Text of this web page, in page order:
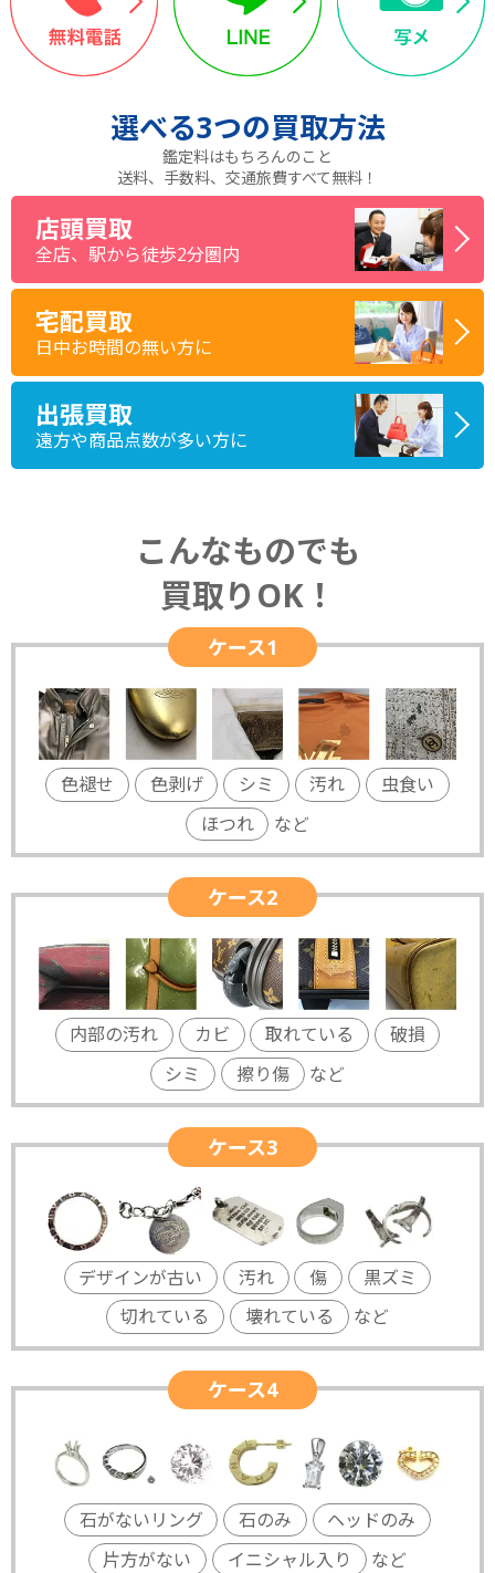
選べる3つの買取方法
鑑定料はもちろんのこと
送料、手数料、交通旅費すべて無料！
店頭買取
全店、駅から徒歩2分圏内
宅配買取
日中お時間の無い方に
出張買取
遠方や商品点数が多い方に
こんなものでも
買取りOK！
ケース1
色褪せ 色剥げ シミ 汚れ
虫食い
ほつれ
など
ケース2
内部の汚れ カビ 取れている
破損
シミ
擦り傷 など
ケース3
デザインが古い 汚れ 傷
黒ズミ
切れている
壊れている など
ケース4
石がないリング 石のみ
ヘッドのみ
片方がない
イニシャル入り など